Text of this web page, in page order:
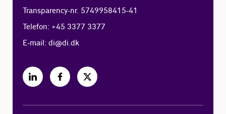
Transparency-nr. 5749958415-41
Telefon: +45 3377 3377
E-mail:di@di.dk